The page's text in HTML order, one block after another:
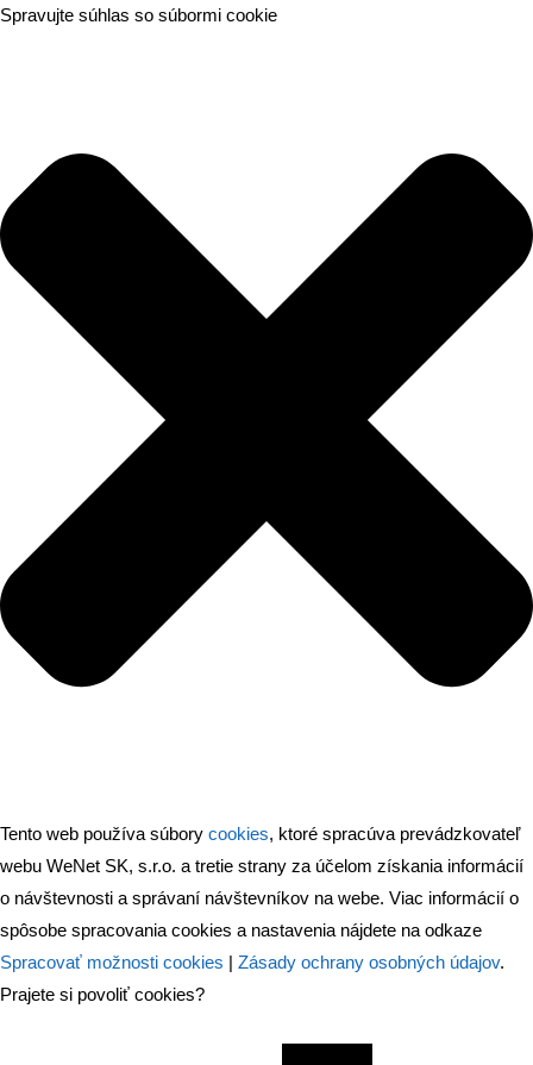
Spravujte súhlas so súbormi cookie
Tento web používa súbory cookies, ktoré spracúva prevádzkovateľ
webu WeNet SK, s.r.o. a tretie strany za účelom získania informácií
o návštevnosti a správaní návštevníkov na webe. Viac informácií o
spôsobe spracovania cookies a nastavenia nájdete na odkaze
Spracovať možnosti cookies
Zásady ochrany osobných údajov.
Prajete si povoliť cookies?